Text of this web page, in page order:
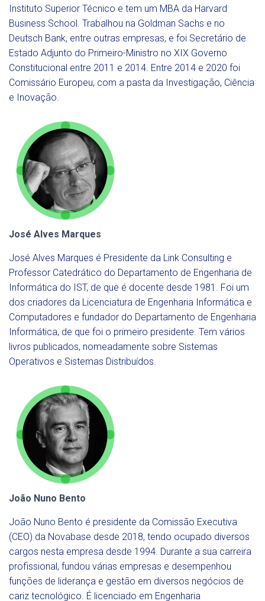
Instituto Superior Técnico e tem um MBA da Harvard
Business School. Trabalhou na Goldman Sachs e no
Deutsch Bank, entre outras empresas, e foi Secretário de
Estado Adjunto do Primeiro-Ministro no XIX Governo
Constitucional entre 2011 e 2014. Entre 2014 e 2020 foi
Comissário Europeu, com a pasta da Investigação, Ciência
e Inovação.
José Alves Marques
José Alves Marques é Presidente da Link Consulting e
Professor Catedrático do Departamento de Engenharia de
Informática do IST, de que é docente desde 1981. Foi um
dos criadores da Licenciatura de Engenharia Informática e
Computadores e fundador do Departamento de Engenharia
Informática, de que foi o primeiro presidente. Tem vários
livros publicados, nomeadamente sobre Sistemas
Operativos e Sistemas Distribuídos.
João Nuno Bento
João Nuno Bento é presidente da Comissão Executiva
(CEO) da Novabase desde 2018, tendo ocupado diversos
cargos nesta empresa desde 1994. Durante a sua carreira
profissional, fundou várias empresas e desempenhou
funções de liderança e gestão em diversos negócios de
cariz tecnológico. É licenciado em Engenharia